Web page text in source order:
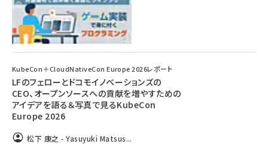
KubeCon＋CloudNativeCon Europe 2026レポート
LFのフェローとドコモイノベーションズの
CEO、オープンソースへの貢献を増やすための
アイデアを語る＆写真で見るKubeCon
Europe 2026
松下 康之 - Yasuyuki Matsus...